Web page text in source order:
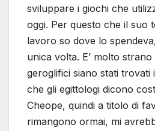
sviluppare i giochi che
oggi. Per questo che il suo
lavoro so dove lo
unica volta. E’ molto
geroglifici siano stati trovati
che gli egittologi dicono
Cheope, quindi a titolo di
rimangono ormai, mi